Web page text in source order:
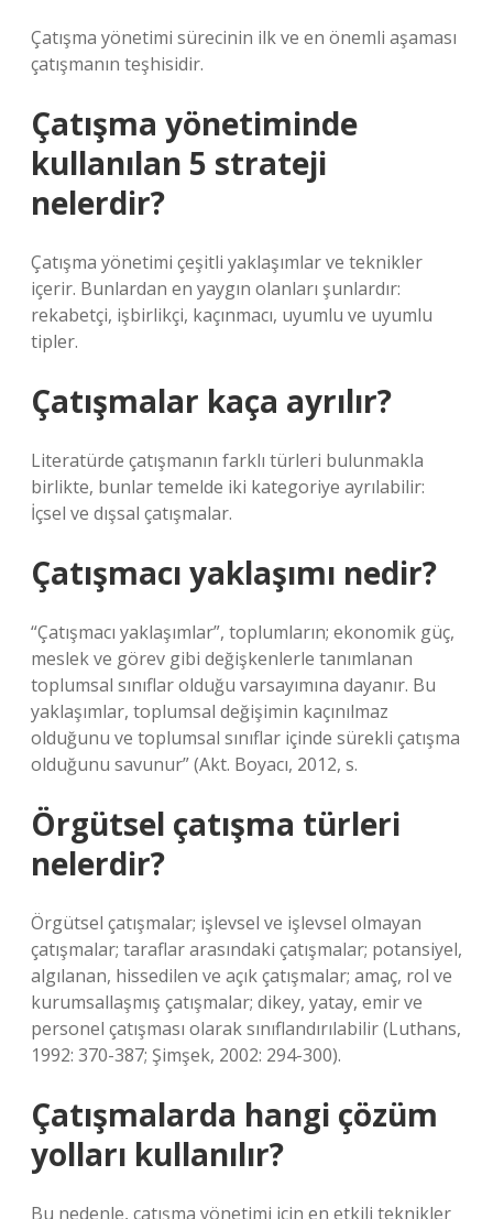
Çatışma yönetimi sürecinin ilk ve en önemli aşaması
çatışmanın teşhisidir.
Çatışma yönetiminde
kullanılan 5 strateji
nelerdir?
Çatışma yönetimi çeşitli yaklaşımlar ve teknikler
içerir. Bunlardan en yaygın olanları şunlardır:
rekabetçi, işbirlikçi, kaçınmacı, uyumlu ve uyumlu
tipler.
Çatışmalar kaça ayrılır?
Literatürde çatışmanın farklı türleri bulunmakla
birlikte, bunlar temelde iki kategoriye ayrılabilir:
İçsel ve dışsal çatışmalar.
Çatışmacı yaklaşımı nedir?
“Çatışmacı yaklaşımlar”, toplumların; ekonomik güç,
meslek ve görev gibi değişkenlerle tanımlanan
toplumsal sınıflar olduğu varsayımına dayanır. Bu
yaklaşımlar, toplumsal değişimin kaçınılmaz
olduğunu ve toplumsal sınıflar içinde sürekli çatışma
olduğunu savunur” (Akt. Boyacı, 2012, s.
Örgütsel çatışma türleri
nelerdir?
Örgütsel çatışmalar; işlevsel ve işlevsel olmayan
çatışmalar; taraflar arasındaki çatışmalar; potansiyel,
algılanan, hissedilen ve açık çatışmalar; amaç, rol ve
kurumsallaşmış çatışmalar; dikey, yatay, emir ve
personel çatışması olarak sınıflandırılabilir (Luthans,
1992: 370-387; Şimşek, 2002: 294-300).
Çatışmalarda hangi çözüm
yolları kullanılır?
Bu nedenle, çatışma yönetimi için en etkili teknikler